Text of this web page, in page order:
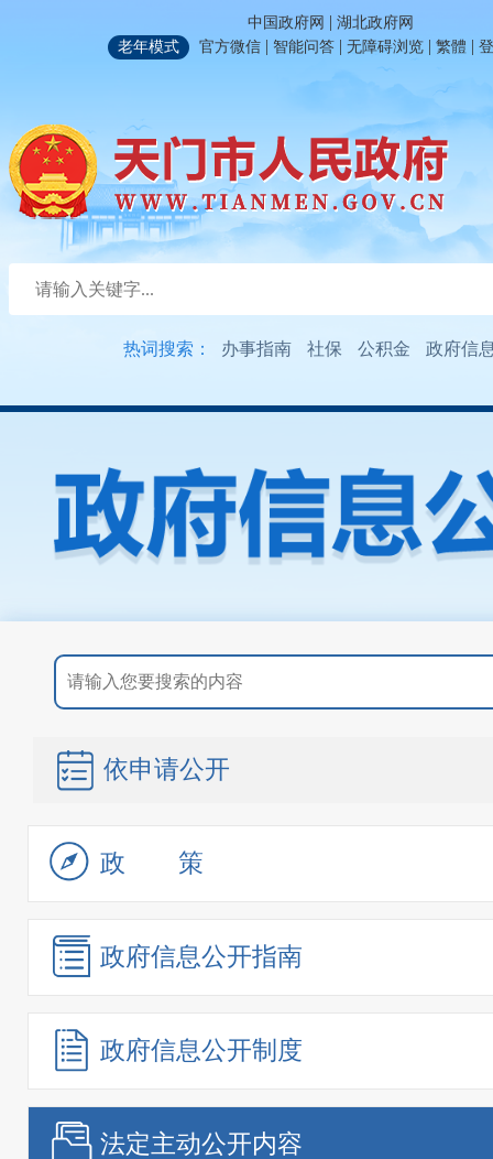
中国政府网 | 湖北政府网
老年模式
官方微信 | 智能问答 | 无障碍浏览 | 繁體 |
热词搜索： 办事指南 社保 公积金 政府信
依申请公开
政策
政府信息公开指南
政府信息公开制度
法定主动公开内容